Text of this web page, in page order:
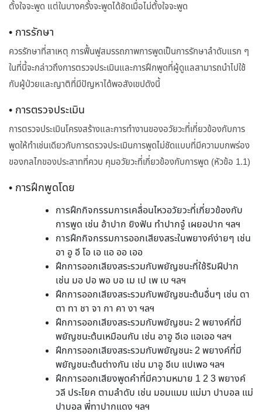
ตั้งใจจะพูด แต่ในบางครั้งจะพูดได้ชัดเมื่อไม่ตั้งใจจะพูด
• การรักษา
ควรรักษาที่สาเหตุ การฟื้นฟูสมรรถภาพการพูดเป็นการรักษาลำดับแรก ๆ
ในที่นี้จะกล่าวถึงการตรวจประเมินและการฝึกพูดที่ผู้ดูแลสามารถนำไปใช้
กับผู้ป่วยและญาติที่มีปัญหาได้พอสังเขปดังนี้
• การตรวจประเมิน
การตรวจประเมินโครงสร้างและการทำงานของอวัยวะที่เกี่ยวข้องกับการ
พูดให้ทำเช่นเดียวกับการตรวจประเมินการพูดไม่ชัดแบบที่มีความบกพร่อง
ของกลไกของประสาทที่ควบ คุมอวัยวะที่เกี่ยวข้องกับการพูด (หัวข้อ 1.1)
• การฝึกพูดโดย
การฝึกกิจกรรมการเคลื่อนไหวอวัยวะที่เกี่ยวข้องกับ
การพูด เช่น อ้าปาก ยิงฟัน ทำปากจู๋ เผยอปาก ฯลฯ
การฝึกกิจกรรมการออกเสียงสระในพยางค์ง่ายๆ เช่น
อา อู อี โอ เอ แอ ออ เออ
ฝึกการออกเสียงสระรวมกับพยัญชนะที่ใช้ริมฝีปาก
เช่น มอ ปอ พอ บอ เม เป เพ เบ ฯลฯ
ฝึกการออกเสียงสระรวมกับพยัญชนะต้นอื่นๆ เช่น ดา
ตา ทา ชา จา กา คา งา ฯลฯ
ฝึกการออกเสียงสระรวมกับพยัญชนะ 2 พยางค์ที่มี
พยัญชนะต้นเหมือนกัน เช่น อาอู อีเอ แอเออ ฯลฯ
ฝึกการออกเสียงสระรวมกับพยัญชนะ 2 พยางค์ที่มี
พยัญชนะต้นต่างกัน เช่น มาอู อีเบ แปเพอ ฯลฯ
ฝึกการออกเสียงพูดคำที่มีความหมาย 1 2 3 พยางค์
วลี ประโยค ตามลำดับ เช่น มอมแมม แม่มา ปาบอล แม่
ปาบอล พี่ทาปากแดง ฯลฯ